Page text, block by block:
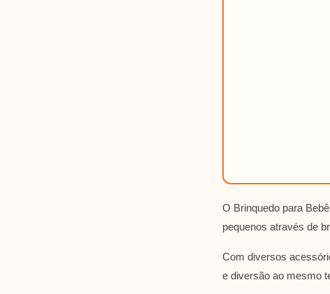
O Brinquedo para
pequenos através de
Com diversos
e diversão ao mesmo